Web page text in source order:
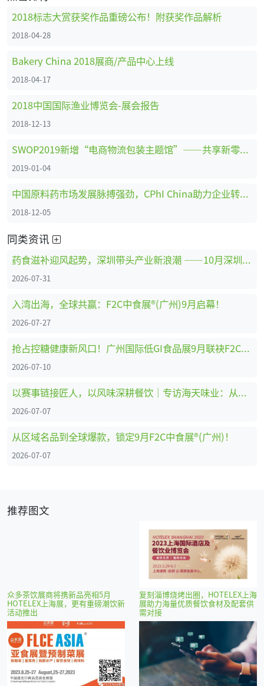
2018标志大赏获奖作品重磅公布！附获奖作品解析
2018-04-28
Bakery China 2018展商/产品中心上线
2018-04-17
2018中国国际渔业博览会-展会报告
2018-12-13
SWOP2019新增“电商物流包装主题馆”——共享新零售时代商机
2019-01-04
中国原料药市场发展脉搏强劲，CPhI China助力企业转型创新、全面升级 ！
2018-12-05
同类资讯
药食滋补迎风起势，深圳带头产业新浪潮 ——10月深圳HNC健康营养展药食滋补展区亮点抢先看
2026-07-31
入湾出海，全球共赢：F2C中食展®(广州)9月启幕！
2026-07-27
抢占控糖健康新风口！广州国际低GI食品展9月联袂F2C中食展®(广州)重磅启幕
2026-07-10
以赛事链接匠人，以风味深耕餐饮｜专访海天味业：从调味供应商到中餐行业共建者
2026-07-07
从区域名品到全球爆款，锁定9月F2C中食展®(广州)！
2026-07-07
推荐图文
众多茶饮展商将携新品亮相5月
HOTELEX上海展，更有重磅潮饮新
活动推出
复刻淄博烧烤出圈，HOTELEX上海
展助力海量优质餐饮食材及配套供
需对接